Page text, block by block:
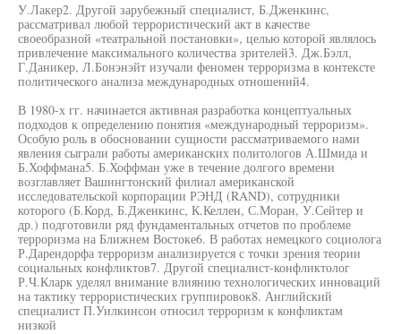
У.Лакер2. Другой зарубежный специалист, Б.Дженкинс,
рассматривал любой террористический акт в качестве
своеобразной «театральной постановки», целью которой являлось
привлечение максимального количества зрителей3. Дж.Бэлл,
Г.Даникер, Л.Бонэнэйт изучали феномен терроризма в контексте
политического анализа международных отношений4.
В 1980-х гг. начинается активная разработка концептуальных
подходов к определению понятия «международный терроризм».
Особую роль в обосновании сущности рассматриваемого нами
явления сыграли работы американских политологов А.Шмида и
Б.Хоффмана5. Б.Хоффман уже в течение долгого времени
возглавляет Вашингтонский филиал американской
исследовательской корпорации РЭНД (RAND), сотрудники
которого (Б.Корд, Б.Дженкинс, К.Келлен, С.Моран, У.Сейтер и
др.) подготовили ряд фундаментальных отчетов по проблеме
терроризма на Ближнем Востоке6. В работах немецкого социолога
Р.Дарендорфа терроризм анализируется с точки зрения теории
социальных конфликтов7. Другой специалист-конфликтолог
Р.Ч.Кларк уделял внимание влиянию технологических инноваций
на тактику террористических группировок8. Английский
специалист П.Уилкинсон относил терроризм к конфликтам
низкой